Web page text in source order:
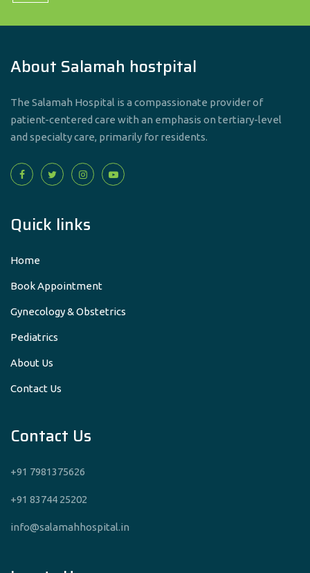
About Salamah hostpital
The Salamah Hospital is a compassionate provider of
patient-centered care with an emphasis on tertiary-level
and specialty care, primarily for residents.
Quick links
Home
Book Appointment
Gynecology & Obstetrics
Pediatrics
About Us
Contact Us
Contact Us
+91 7981375626
+91 83744 25202
info@salamahhospital.in